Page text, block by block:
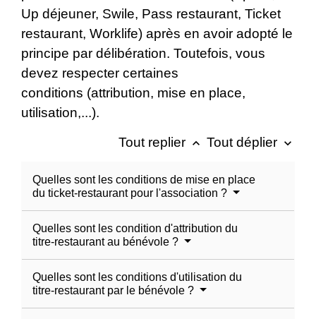
Up déjeuner, Swile, Pass restaurant, Ticket
restaurant, Worklife) après en avoir adopté le
principe par délibération. Toutefois, vous
devez respecter certaines
conditions (attribution, mise en place,
utilisation,...).
Tout replier keyboard_arrow_up Tout déplier keyboard_arrow_down
Quelles sont les conditions de mise en place
du ticket-restaurant pour l'association ?
Quelles sont les condition d'attribution du
titre-restaurant au bénévole ?
Quelles sont les conditions d'utilisation du
titre-restaurant par le bénévole ?